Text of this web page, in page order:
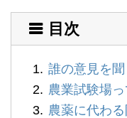
目次
誰の意見を
農業試験場
農薬に代わ